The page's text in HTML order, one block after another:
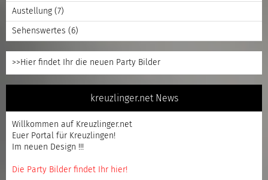
Austellung (7)
Sehenswertes (6)
>>Hier findet Ihr die neuen Party Bilder
kreuzlinger.net News
Willkommen auf Kreuzlinger.net
Euer Portal für Kreuzlingen!
Im neuen Design !!!
Die Party Bilder findet Ihr hier!